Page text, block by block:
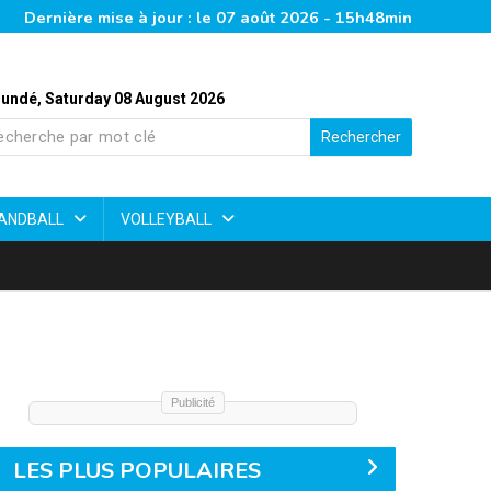
Dernière mise à jour : le 07 août 2026 - 15h48min
Saturday 08 August 2026
Rechercher
VOLLEYBALL
Publicité
LES PLUS POPULAIRES